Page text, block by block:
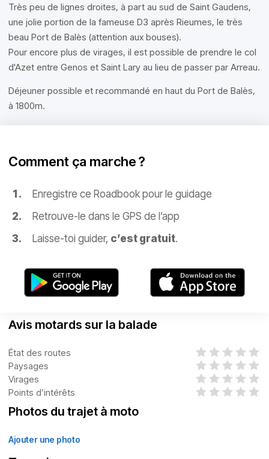
Très peu de lignes droites, à part au sud de Saint Gaudens,
une jolie portion de la fameuse D3 après Rieumes, le très
beau Port de Balès (attention aux bouses).
Pour encore plus de virages, il est possible de prendre le col
d'Azet entre Genos et Saint Lary au lieu de passer par Arreau.
Déjeuner possible et recommandé en haut du Port de Balès,
à 1800m.
Comment ça marche ?
Enregistre ce Roadbook pour le guidage
Retrouve-le dans le GPS de l’app
Laisse-toi guider, c’est gratuit.
Avis motards sur la balade
État des routes
Paysages
Virages
Points d’intérêts
Photos du trajet à moto
Ajouter une photo